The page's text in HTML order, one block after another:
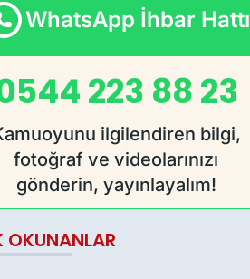
WhatsApp İhbar Hattı
223 88 23
ilgilendiren bilgi,
fotoğraf ve videolarınızı
gönderin, yayınlayalım!
OKUNANLAR